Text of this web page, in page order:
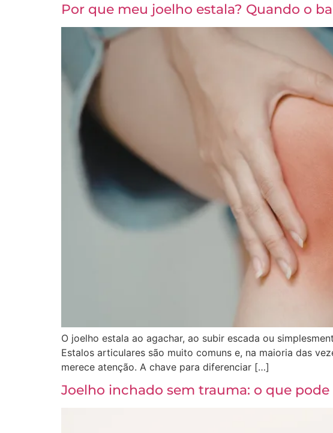
Por que meu joelho estala? Quando o
O joelho estala ao agachar, ao subir escada ou
Estalos articulares são muito comuns e, na maioria das
merece atenção. A chave para diferenciar […]
Joelho inchado sem trauma: o que pode